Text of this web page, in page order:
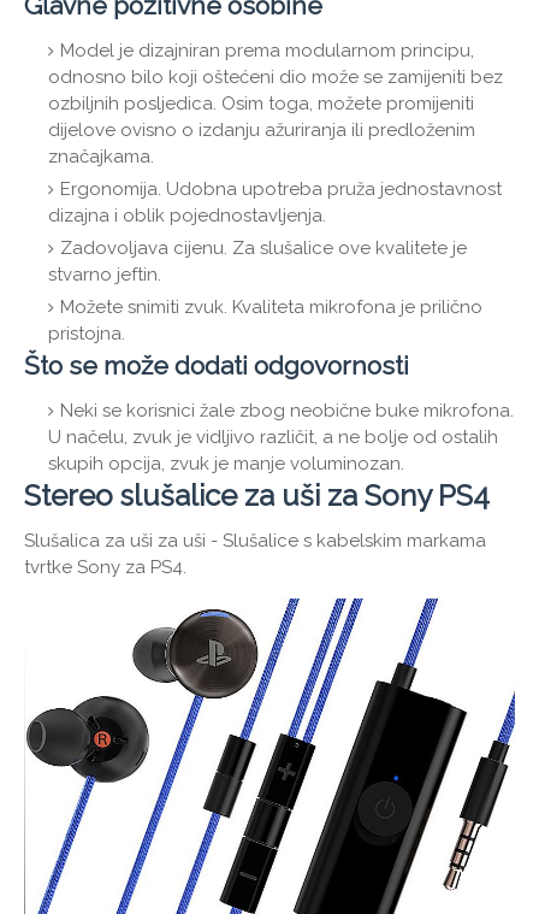
Model je dizajniran prema modularnom principu,
odnosno bilo koji oštećeni dio može se zamijeniti bez
ozbiljnih posljedica. Osim toga, možete promijeniti
dijelove ovisno o izdanju ažuriranja ili predloženim
značajkama.
Ergonomija. Udobna upotreba pruža jednostavnost
dizajna i oblik pojednostavljenja.
Zadovoljava cijenu. Za slušalice ove kvalitete je
stvarno jeftin.
Možete snimiti zvuk. Kvaliteta mikrofona je prilično
pristojna.
Što se može dodati odgovornosti
Neki se korisnici žale zbog neobične buke mikrofona.
U načelu, zvuk je vidljivo različit, a ne bolje od ostalih
skupih opcija, zvuk je manje voluminozan.
Stereo slušalice za uši za Sony PS4
Slušalica za uši za uši - Slušalice s kabelskim markama
tvrtke Sony za PS4.